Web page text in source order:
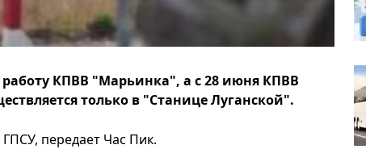
КПВВ "Марьинка", а с 28 июня КПВВ
только в "Станице Луганской".
передает Час Пик.